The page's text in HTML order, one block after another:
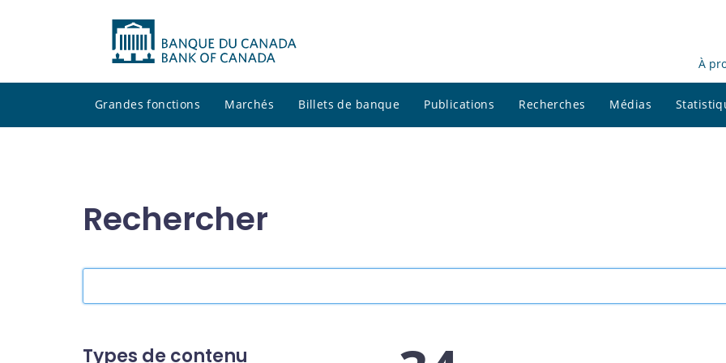
À
Grandes fonctions Marchés Billets de banque Publications Recherches Médias
Rechercher
site
Types de contenu